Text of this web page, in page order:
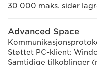
30 000 maks. sider
Advanced Space
Støttet PC-klient:
Samtidige tilkoblinger